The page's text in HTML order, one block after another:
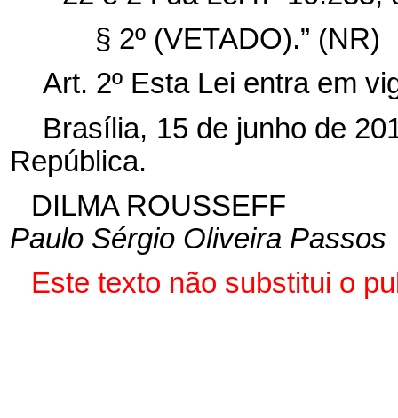
§ 2º (VETADO).” (NR)
Art. 2º Esta Lei entra em
Brasília, 15 de junho de
República.
DILMA ROUSSEFF
Paulo Sérgio Oliveira Passos
Este texto não substitui o